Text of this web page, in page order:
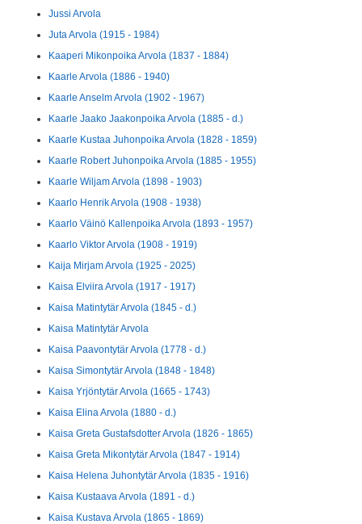
Jussi Arvola
Juta Arvola (1915 - 1984)
Kaaperi Mikonpoika Arvola (1837 - 1884)
Kaarle Arvola (1886 - 1940)
Kaarle Anselm Arvola (1902 - 1967)
Kaarle Jaako Jaakonpoika Arvola (1885 - d.)
Kaarle Kustaa Juhonpoika Arvola (1828 - 1859)
Kaarle Robert Juhonpoika Arvola (1885 - 1955)
Kaarle Wiljam Arvola (1898 - 1903)
Kaarlo Henrik Arvola (1908 - 1938)
Kaarlo Väinö Kallenpoika Arvola (1893 - 1957)
Kaarlo Viktor Arvola (1908 - 1919)
Kaija Mirjam Arvola (1925 - 2025)
Kaisa Elviira Arvola (1917 - 1917)
Kaisa Matintytär Arvola (1845 - d.)
Kaisa Matintytär Arvola
Kaisa Paavontytär Arvola (1778 - d.)
Kaisa Simontytär Arvola (1848 - 1848)
Kaisa Yrjöntytär Arvola (1665 - 1743)
Kaisa Elina Arvola (1880 - d.)
Kaisa Greta Gustafsdotter Arvola (1826 - 1865)
Kaisa Greta Mikontytär Arvola (1847 - 1914)
Kaisa Helena Juhontytär Arvola (1835 - 1916)
Kaisa Kustaava Arvola (1891 - d.)
Kaisa Kustava Arvola (1865 - 1869)